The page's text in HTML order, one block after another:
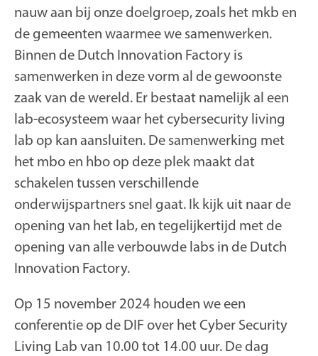
nauw aan bij onze doelgroep, zoals het mkb en
de gemeenten waarmee we samenwerken.
Binnen de Dutch Innovation Factory is
samenwerken in deze vorm al de gewoonste
zaak van de wereld. Er bestaat namelijk al een
lab-ecosysteem waar het cybersecurity living
lab op kan aansluiten. De samenwerking met
het mbo en hbo op deze plek maakt dat
schakelen tussen verschillende
onderwijspartners snel gaat. Ik kijk uit naar de
opening van het lab, en tegelijkertijd met de
opening van alle verbouwde labs in de Dutch
Innovation Factory.
Op 15 november 2024 houden we een
conferentie op de DIF over het Cyber Security
Living Lab van 10.00 tot 14.00 uur. De dag